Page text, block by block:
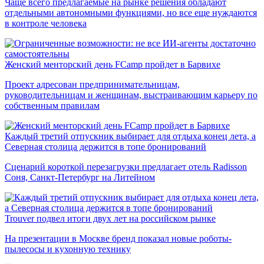
Чаще всего предлагаемые на рынке решения обладают
отдельными автономными функциями, но все еще нуждаются
в контроле человека
Женский менторский день FCamp пройдет в Барвихе
Проект адресован предпринимательницам,
руководительницам и женщинам, выстраивающим карьеру по
собственным правилам
Каждый третий отпускник выбирает для отдыха конец лета, а
Северная столица держится в топе бронирований
Сценарий короткой перезагрузки предлагает отель Radisson
Соня, Санкт-Петербург на Литейном
Trouver подвел итоги двух лет на российском рынке
На презентации в Москве бренд показал новые роботы-
пылесосы и кухонную технику